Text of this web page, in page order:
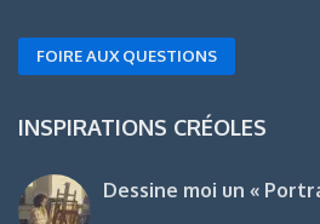
FOIRE AUX QUESTIONS
INSPIRATIONS CRÉOLES
Dessine moi un «